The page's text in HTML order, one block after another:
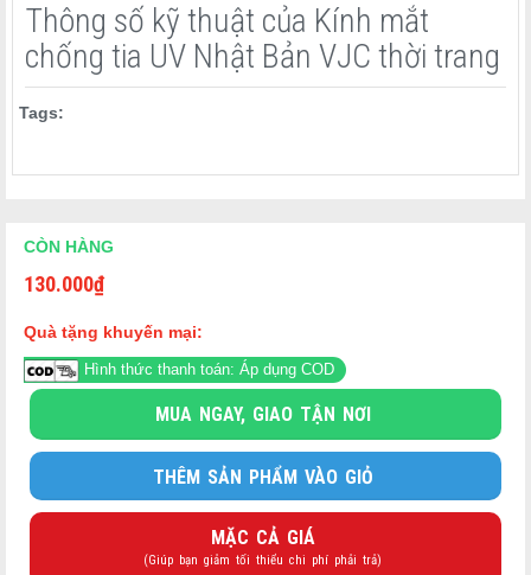
"Bảo vệ đôi mắt khỏi ánh nắng mặt trời một cách thời
trang và thoải mái."
Kính râm VJC ESSENTIALS là sản phẩm đến từ thương hiệu
VJC ESSENTIALS của Nhật Bản, mang phong cách hiện đại,
thanh lịch và dễ dàng phù hợp với nhiều phong cách thời trang
Thông số kỹ thuật của Kính mắt
chống tia UV Nhật Bản VJC thời trang
Tags:
CÒN HÀNG
130.000₫
Quà tặng khuyến mại:
Hình thức thanh toán: Áp dụng COD
MUA NGAY, GIAO TẬN NƠI
THÊM SẢN PHẨM VÀO GIỎ
MẶC CẢ GIÁ
(Giúp bạn giảm tối thiểu chi phí phải trả)